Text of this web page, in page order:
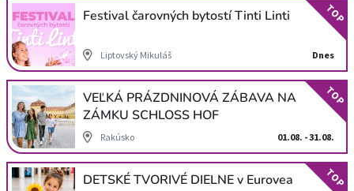
Festival čarovných bytostí Tinti Linti
Liptovský Mikuláš Dnes
TOP
VEĽKÁ PRÁZDNINOVÁ ZÁBAVA NA
ZÁMKU SCHLOSS HOF
Rakúsko 01.08. - 31.08.
TOP
DETSKÉ TVORIVÉ DIELNE v Eurovea TOP